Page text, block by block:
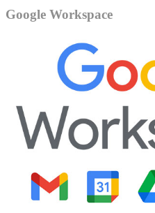
Google Workspace